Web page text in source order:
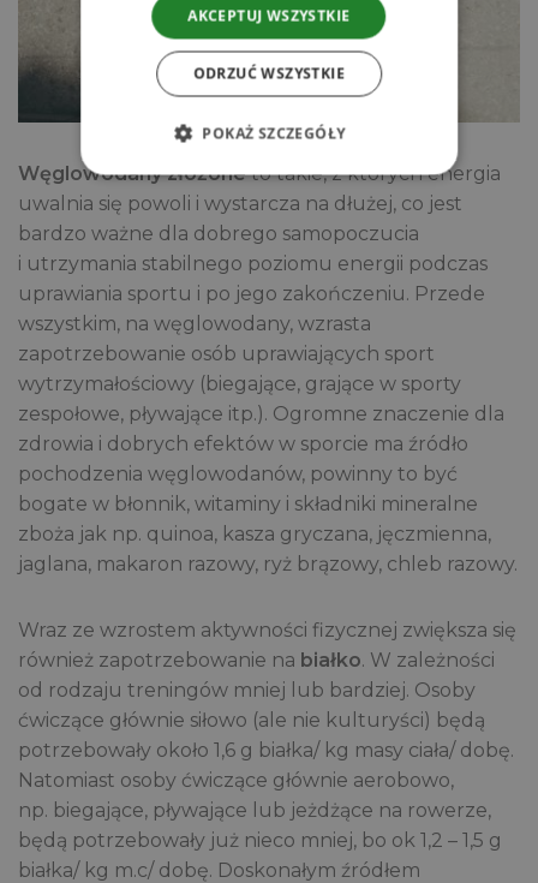
Węglowodany złożoneto takie, z których energia
uwalnia się powoli i wystarcza na dłużej, co jest
bardzo ważne dla dobrego samopoczucia
i utrzymania stabilnego poziomu energii podczas
uprawiania sportu i po jego zakończeniu. Przede
wszystkim, na węglowodany, wzrasta
zapotrzebowanie osób uprawiających sport
wytrzymałościowy (biegające, grające w sporty
zespołowe, pływające itp.). Ogromne znaczenie dla
zdrowia i dobrych efektów w sporcie ma źródło
pochodzenia węglowodanów, powinny to być
bogate w błonnik, witaminy i składniki mineralne
zboża jak np. quinoa, kasza gryczana, jęczmienna,
jaglana, makaron razowy, ryż brązowy, chleb razowy.
Wraz ze wzrostem aktywności fizycznej zwiększa się
również zapotrzebowanie na białko. W zależności
od rodzaju treningów mniej lub bardziej. Osoby
ćwiczące głównie siłowo (ale nie kulturyści) będą
potrzebowały około 1,6 g białka/ kg masy ciała/ dobę.
Natomiast osoby ćwiczące głównie aerobowo,
np. biegające, pływające lub jeżdżące na rowerze,
będą potrzebowały już nieco mniej, bo ok 1,2 – 1,5 g
białka/ kg m.c/ dobę. Doskonałym źródłem
AKCEPTUJ WSZYSTKIE
ODRZUĆ WSZYSTKIE
POKAŻ SZCZEGÓŁY